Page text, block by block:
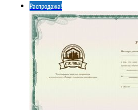
Распродажа!